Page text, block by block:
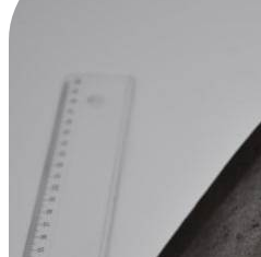
Eye ve Törpü Çekiçleri